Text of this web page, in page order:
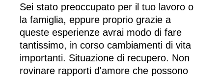
Sei stato preoccupato per il tuo lavoro o
la famiglia, eppure proprio grazie a
queste esperienze avrai modo di fare
tantissimo, in corso cambiamenti di vita
importanti. Situazione di recupero. Non
rovinare rapporti d'amore che possono